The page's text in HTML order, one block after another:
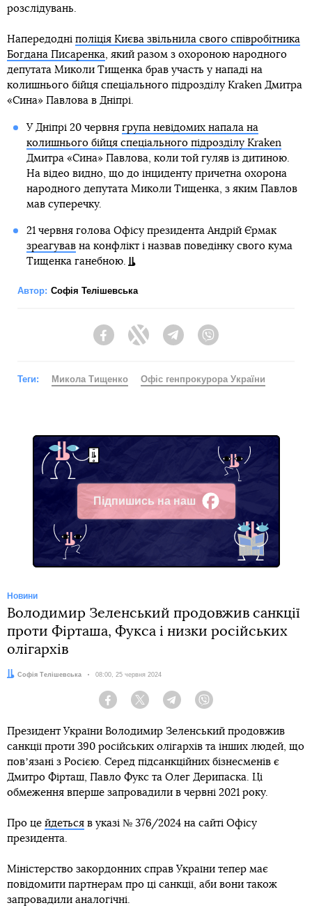
розслідувань.
Напередодні поліція Києва звільнила свого співробітника
Богдана Писаренка, який разом з охороною народного
депутата Миколи Тищенка брав участь у нападі на
колишнього бійця спеціального підрозділу Kraken Дмитра
«Сина» Павлова в Дніпрі.
У Дніпрі 20 червня група невідомих напала на
колишнього бійця спеціального підрозділу Kraken
Дмитра «Сина» Павлова, коли той гуляв із дитиною.
На відео видно, що до інциденту причетна охорона
народного депутата Миколи Тищенка, з яким Павлов
мав суперечку.
21 червня голова Офісу президента Андрій Єрмак
зреагувавна конфлікт і назвав поведінку свого кума
Тищенка ганебною.
Автор: Софія Телішевська
FacebookTwitter Telegram
Теги: Микола Тищенко Офіс генпрокурора України
Підпишись на наш
Facebook
Новини
Володимир Зеленський продовжив санкції
проти Фірташа, Фукса і низки російських
олігархів
Автор:
Софія Телішевська Дата:
08:00, 25 червня 2024
Facebook Twitter Telegram
Президент України Володимир Зеленський продовжив
санкції проти 390 російських олігархів та інших людей, що
повʼязані з Росією. Серед підсанкційних бізнесменів є
Дмитро Фірташ, Павло Фукс та Олег Дерипаска. Ці
обмеження вперше запровадили в червні 2021 року.
Про це йдеться в указі № 376/2024 на сайті Офісу
президента.
Міністерство закордонних справ України тепер має
повідомити партнерам про ці санкції, аби вони також
запровадили аналогічні.